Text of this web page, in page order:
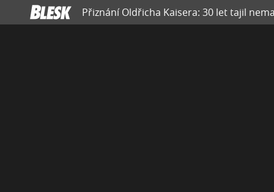
Přiznání Oldřicha Kaisera: 30 let tajil